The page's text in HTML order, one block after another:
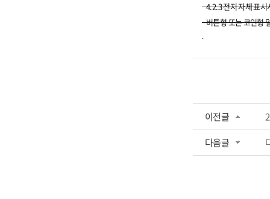
4.2.3 전지 자체 표시
버튼형 또는 코인형
이전글
다음글